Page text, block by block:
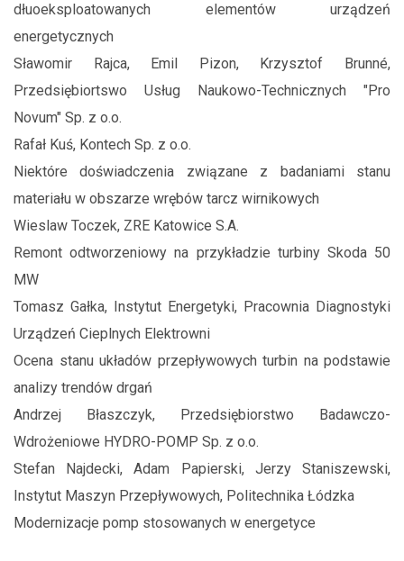
dłuoeksploatowanych elementów urządzeń
energetycznych
Sławomir Rajca, Emil Pizon, Krzysztof Brunné,
Przedsiębiortswo Usług Naukowo-Technicznych "Pro
Novum" Sp. z o.o.
Rafał Kuś, Kontech Sp. z o.o.
Niektóre doświadczenia związane z badaniami stanu
materiału w obszarze wrębów tarcz wirnikowych
Wieslaw Toczek, ZRE Katowice S.A.
Remont odtworzeniowy na przykładzie turbiny Skoda 50
MW
Tomasz Gałka, Instytut Energetyki, Pracownia Diagnostyki
Urządzeń Cieplnych Elektrowni
Ocena stanu układów przepływowych turbin na podstawie
analizy trendów drgań
Andrzej Błaszczyk, Przedsiębiorstwo Badawczo-
Wdrożeniowe HYDRO-POMP Sp. z o.o.
Stefan Najdecki, Adam Papierski, Jerzy Staniszewski,
Instytut Maszyn Przepływowych, Politechnika Łódzka
Modernizacje pomp stosowanych w energetyce